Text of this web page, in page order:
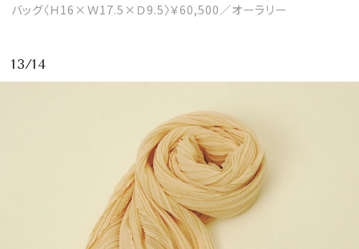
バッグ〈Ｈ16×Ｗ17.5×Ｄ9.5〉￥60,500／オーラリー
13/14